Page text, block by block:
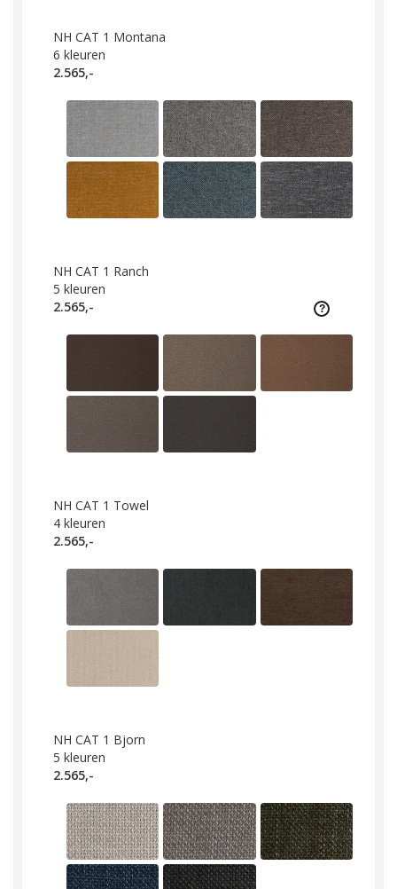
NH CAT 1 Montana
6 kleuren
2.565,-
NH CAT 1 Ranch
5 kleuren
2.565,-
NH CAT 1 Towel
4 kleuren
2.565,-
NH CAT 1 Bjorn
5 kleuren
2.565,-